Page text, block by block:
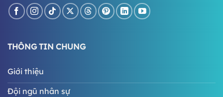
THÔNG TIN CHUNG
Giới thiệu
Đội ngũ nhân sự